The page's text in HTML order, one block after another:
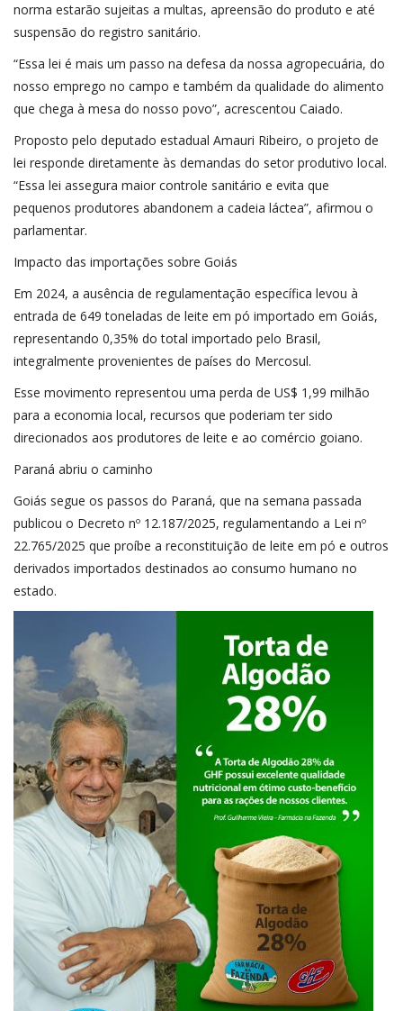
norma estarão sujeitas a multas, apreensão do produto e até
suspensão do registro sanitário.
“Essa lei é mais um passo na defesa da nossa agropecuária, do
nosso emprego no campo e também da qualidade do alimento
que chega à mesa do nosso povo”, acrescentou Caiado.
Proposto pelo deputado estadual Amauri Ribeiro, o projeto de
lei responde diretamente às demandas do setor produtivo local.
“Essa lei assegura maior controle sanitário e evita que
pequenos produtores abandonem a cadeia láctea”, afirmou o
parlamentar.
Impacto das importações sobre Goiás
Em 2024, a ausência de regulamentação específica levou à
entrada de 649 toneladas de leite em pó importado em Goiás,
representando 0,35% do total importado pelo Brasil,
integralmente provenientes de países do Mercosul.
Esse movimento representou uma perda de US$ 1,99 milhão
para a economia local, recursos que poderiam ter sido
direcionados aos produtores de leite e ao comércio goiano.
Paraná abriu o caminho
Goiás segue os passos do Paraná, que na semana passada
publicou o Decreto nº 12.187/2025, regulamentando a Lei nº
22.765/2025 que proíbe a reconstituição de leite em pó e outros
derivados importados destinados ao consumo humano no
estado.